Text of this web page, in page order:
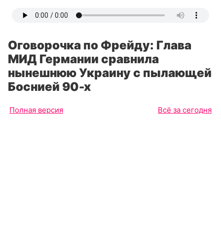
Оговорочка по Фрейду: Глава
МИД Германии сравнила
нынешнюю Украину с пылающей
Боснией 90-х
Полная версия Всё за сегодня